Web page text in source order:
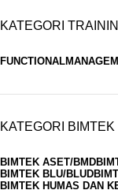
KATEGORI
FUNCTIONAL
KATEGORI BIMTEK
BIMTEK ASET/BMD
BIMTEK BLU/BLUD
BIMTEK HUMAS DAN